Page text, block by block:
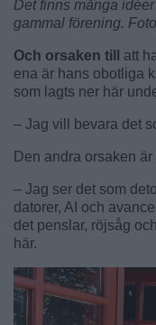
Det finns många
gammal förening.
Och orsaken till att
ena är hans obotliga
som lagts ner här
– Jag vill bevara det
Den andra orsaken
– Jag ser det som
datorer, AI och
det penslar, röjsåg
här.